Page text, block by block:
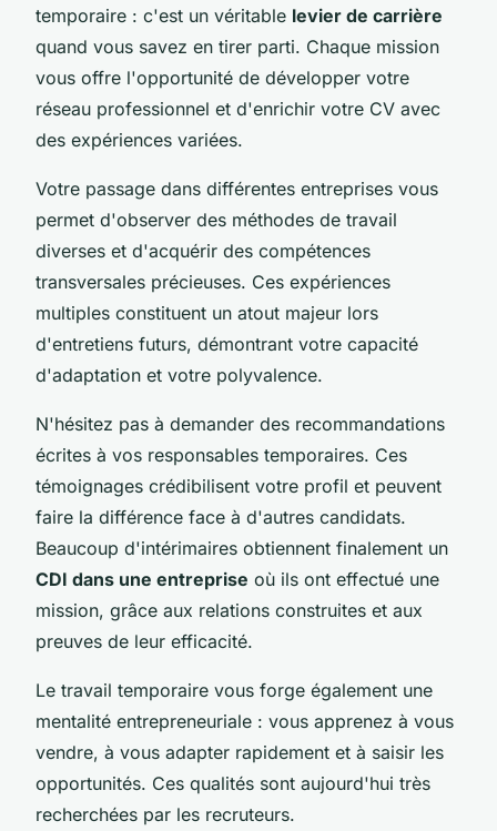
temporaire : c'est un véritable levier de carrière
quand vous savez en tirer parti. Chaque mission
vous offre l'opportunité de développer votre
réseau professionnel et d'enrichir votre CV avec
des expériences variées.
Votre passage dans différentes entreprises vous
permet d'observer des méthodes de travail
diverses et d'acquérir des compétences
transversales précieuses. Ces expériences
multiples constituent un atout majeur lors
d'entretiens futurs, démontrant votre capacité
d'adaptation et votre polyvalence.
N'hésitez pas à demander des recommandations
écrites à vos responsables temporaires. Ces
témoignages crédibilisent votre profil et peuvent
faire la différence face à d'autres candidats.
Beaucoup d'intérimaires obtiennent finalement un
CDI dans une entreprise où ils ont effectué une
mission, grâce aux relations construites et aux
preuves de leur efficacité.
Le travail temporaire vous forge également une
mentalité entrepreneuriale : vous apprenez à vous
vendre, à vous adapter rapidement et à saisir les
opportunités. Ces qualités sont aujourd'hui très
recherchées par les recruteurs.